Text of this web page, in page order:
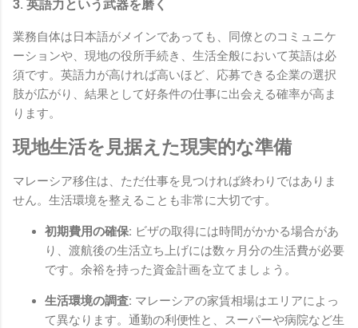
3. 英語力という武器を磨く
業務自体は日本語がメインであっても、同僚とのコミュニケ
ーションや、現地の役所手続き、生活全般において英語は必
須です。英語力が高ければ高いほど、応募できる企業の選択
肢が広がり、結果として好条件の仕事に出会える確率が高ま
ります。
現地生活を見据えた現実的な準備
マレーシア移住は、ただ仕事を見つければ終わりではありま
せん。生活環境を整えることも非常に大切です。
初期費用の確保: ビザの取得には時間がかかる場合があ
り、渡航後の生活立ち上げには数ヶ月分の生活費が必要
です。余裕を持った資金計画を立てましょう。
生活環境の調査: マレーシアの家賃相場はエリアによっ
て異なります。通勤の利便性と、スーパーや病院など生